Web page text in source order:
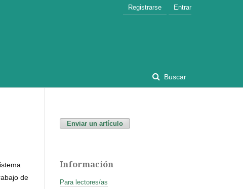
Buscar
Registrarse Entrar
de
Enviar un artículo
Información
Para lectores/as